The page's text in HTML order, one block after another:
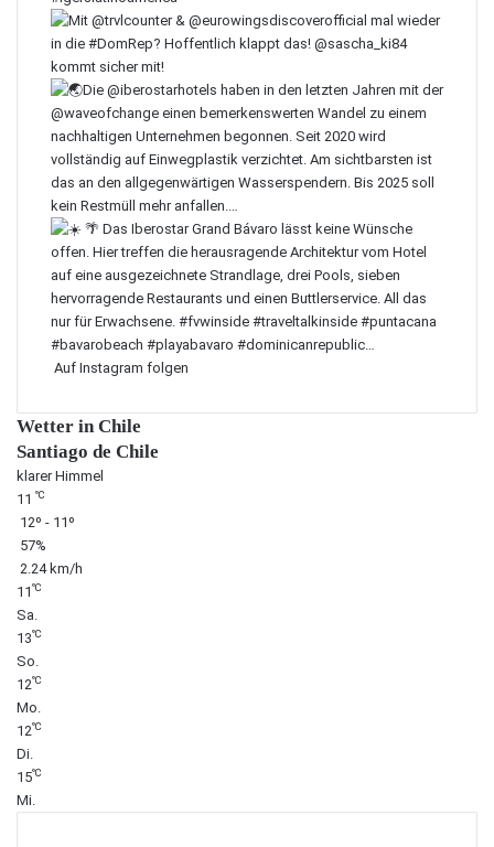
Auf Instagram folgen
Wetter in Chile
Santiago de Chile
klarer Himmel
11 ℃
12º - 11º
57%
2.24 km/h
11℃
Sa.
13℃
So.
12℃
Mo.
12℃
Di.
15℃
Mi.